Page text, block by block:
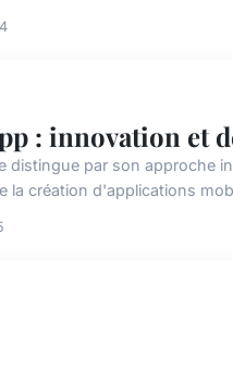
: innovation et
distingue par son approche
la création d'applications